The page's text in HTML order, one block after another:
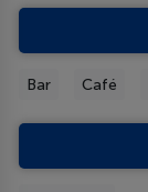
Bar Café